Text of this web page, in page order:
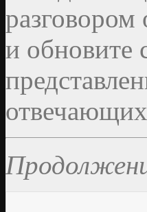
разговором
и обновите